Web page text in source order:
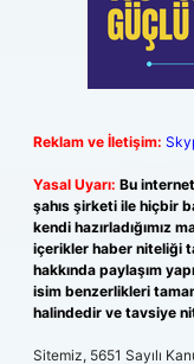
Reklam ve İletişim:
Yasal Uyarı: Bu
şahıs şirketi ile hiçbir
kendi hazırladığımız
içerikler haber niteliği
hakkında paylaşım
isim benzerlikleri
halindedir ve tavsiye
Sitemiz, 5651 Sayılı